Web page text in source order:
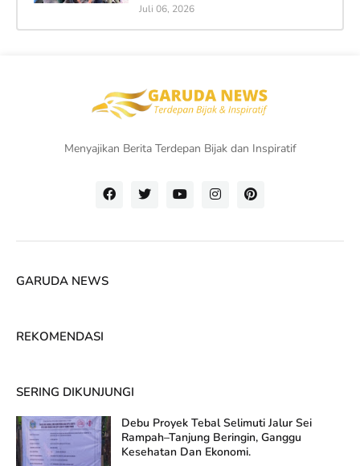
Juli 06, 2026
Menyajikan Berita Terdepan Bijak dan Inspiratif
GARUDA NEWS
REKOMENDASI
SERING DIKUNJUNGI
Debu Proyek Tebal Selimuti Jalur Sei
Rampah–Tanjung Beringin, Ganggu
Kesehatan Dan Ekonomi.